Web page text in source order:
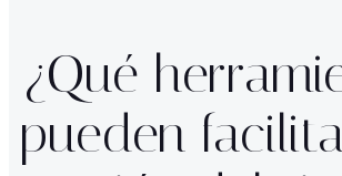
¿Qué
pueden